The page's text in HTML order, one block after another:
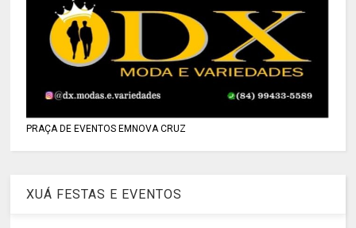
PRAÇA DE EVENTOS EMNOVA CRUZ
XUÁ FESTAS E EVENTOS